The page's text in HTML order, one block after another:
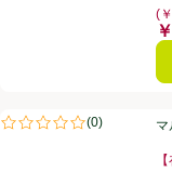
(
マルマン 図案スケッチ
(0)
評価は0件のレビューでマ